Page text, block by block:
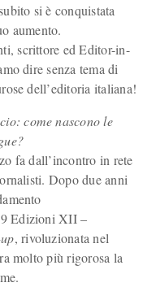
si è conquistata
aumento.
scrittore ed Editor-in-
dire senza tema di
dell’editoria italiana!
come nascono le
fa dall’incontro in rete
Dopo due anni
Edizioni XII –
, rivoluzionata nel
molto più rigorosa la